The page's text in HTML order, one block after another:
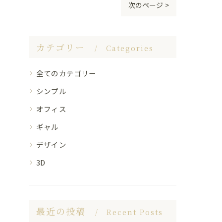
次のページ >
カテゴリー Categories
全てのカテゴリー
シンプル
オフィス
ギャル
デザイン
3D
最近の投稿 Recent Posts